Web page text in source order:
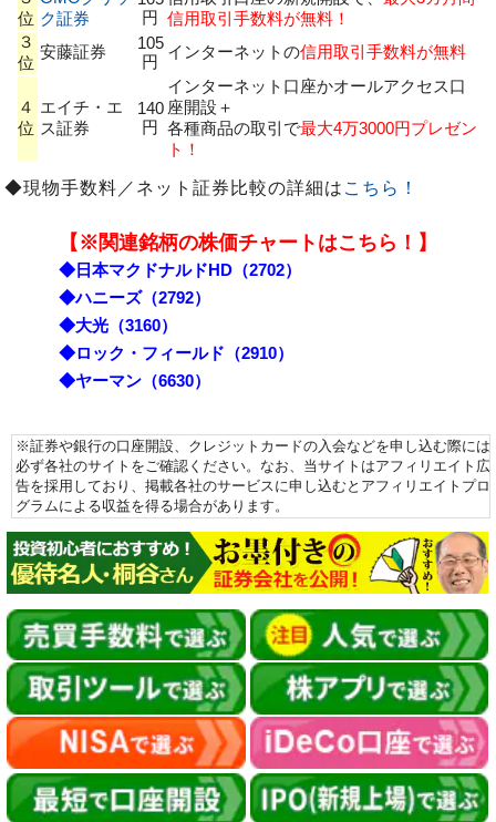
位 ク証券
円 信用取引手数料が無料！
３
位
安藤証券
105
円
インターネットの信用取引手数料が無料
４
位
エイチ・エ
ス証券
140
円
インターネット口座かオールアクセス口
座開設＋
各種商品の取引で最大4万3000円プレゼン
ト！
◆現物手数料／ネット証券比較の詳細は こちら！
【※関連銘柄の株価チャートはこちら！】
◆日本マクドナルドHD（2702）
◆ハニーズ（2792）
◆大光（3160）
◆ロック・フィールド（2910）
◆ヤーマン（6630）
※証券や銀行の口座開設、クレジットカードの入会などを申し込む際には
必ず各社のサイトをご確認ください。なお、当サイトはアフィリエイト広
告を採用しており、掲載各社のサービスに申し込むとアフィリエイトプロ
グラムによる収益を得る場合があります。